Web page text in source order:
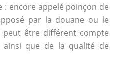
: encore appelé poinçon de
par la douane ou le
peut être différent compte
que de la qualité de